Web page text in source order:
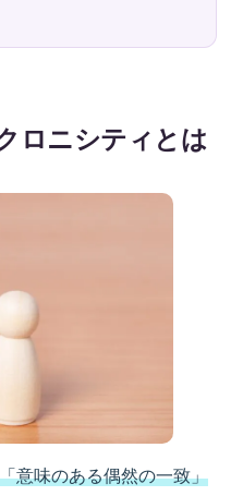
ロニシティとは
意味のある偶然の一致」